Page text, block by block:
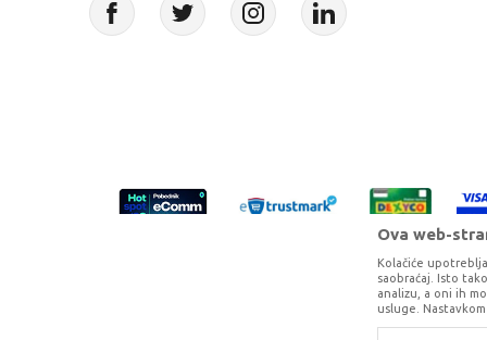
Proizvode na sajtu nastojimo da
Ova web-
Kolačiće
saobraćaj. Isto
analizu, a oni ih
usluge.